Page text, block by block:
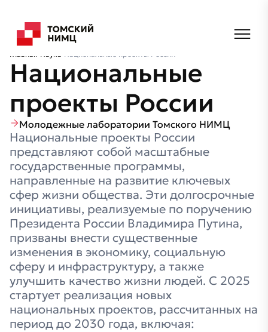
Главная Наука Национальные проекты России
Национальные
проекты России
Молодежные лаборатории Томского НИМЦ
Национальные проекты России
представляют собой масштабные
государственные программы,
направленные на развитие ключевых
сфер жизни общества. Эти долгосрочные
инициативы, реализуемые по поручению
Президента России Владимира Путина,
призваны внести существенные
изменения в экономику, социальную
сферу и инфраструктуру, а также
улучшить качество жизни людей. С 2025
стартует реализация новых
национальных проектов, рассчитанных на
период до 2030 года, включая: